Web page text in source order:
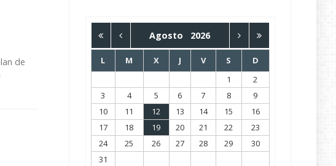
de
Agosto 2026
L M X J V S
D
1
2
3
4 5 6 7 8
9
10
11 12 13 14 15
16
17
18 19 20 21 22
23
24
25 26 27 28 29
30
31